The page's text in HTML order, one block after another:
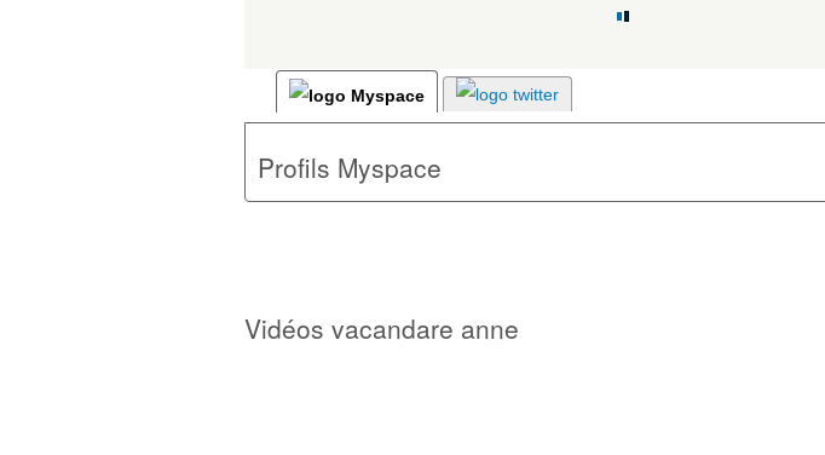
Profils Myspace
Vidéos vacandare anne